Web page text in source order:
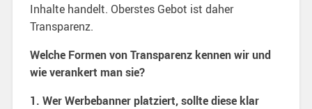
Inhalte handelt. Oberstes Gebot ist daher
Transparenz.
Welche Formen von Transparenz kennen wir und
wie verankert man sie?
1. Wer Werbebanner platziert, sollte diese klar